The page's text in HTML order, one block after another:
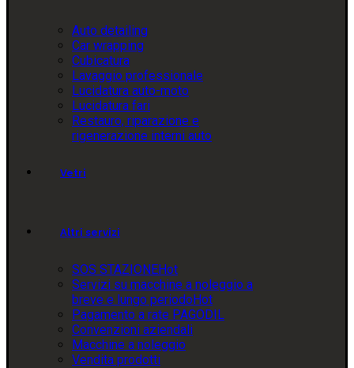
Auto detailing
Car wrapping
Cubicatura
Lavaggio professionale
Lucidatura auto-moto
Lucidatura fari
Restauro, riparazione e
rigenerazione interni auto
Vetri
Altri servizi
SOS STAZIONEHot
Servizi su macchine a noleggio a
breve e lungo periodoHot
Pagamento a rate PAGODIL
Convenzioni aziendali
Macchine a noleggio
Vendita prodotti